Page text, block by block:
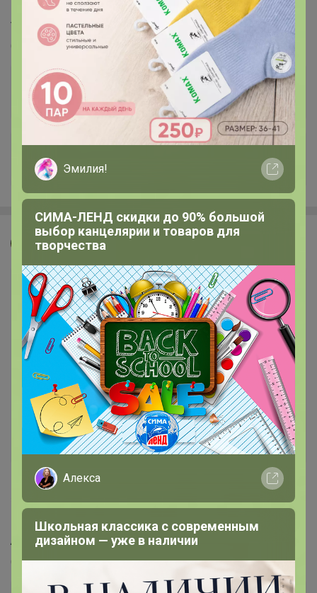
СИМА-ЛЕНД. КНИГИ для детей, для досуга,
учебы по низким ценам.
Стоп 10 августа
+2.8K
Джилка
333
СИМА-ЛЕНД. Красота и здоровье. Нужная
АПТЕЧКА!
Стоп 10 августа
Эмилия!
СИМА-ЛЕНД скидки до 90% большой
выбор канцелярии и товаров для
творчества
Алекса
Школьная классика с современным
дизайном — уже в наличии